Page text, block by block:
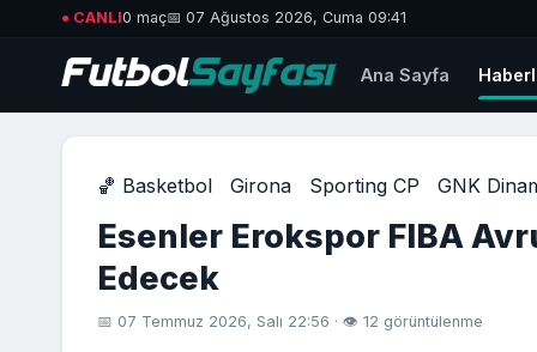
● CANLI0 maç📅 07 Ağustos 2026, Cuma 09:41
Ana Sayfa
🏀 Basketbol Girona Sporting CP GNK
Esenler Erokspor FIBA
Edecek
📅 07 Temmuz 2026, Salı 22:56 · 👁 12 görüntülenme